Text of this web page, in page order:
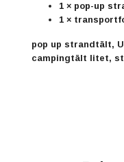
1 × pop-up
1 ×
pop up strandtält,
campingtält litet,